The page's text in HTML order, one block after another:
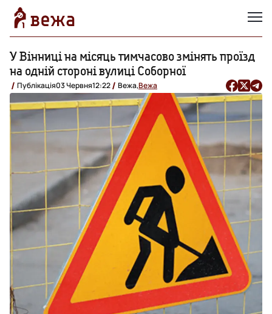
У Вінниці на місяць тимчасово змінять проїзд
на одній стороні вулиці Соборної
Публікація03 Червня12:22 Вежа,Вежа